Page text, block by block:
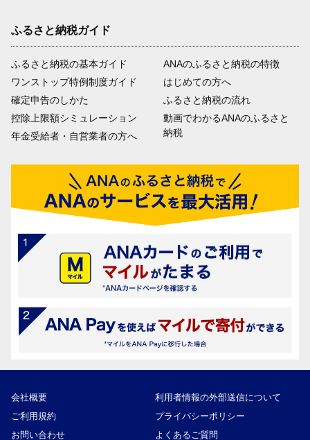
ふるさと納税ガイド
ふるさと納税の基本ガイド
ワンストップ特例制度ガイド
確定申告のしかた
控除上限額シミュレーション
年金受給者・自営業者の方へ
ANAのふるさと納税の特徴
はじめての方へ
ふるさと納税の流れ
動画でわかるANAのふるさと
納税
会社概要
利用者情報の外部送信について
ご利用規約
プライバシーポリシー
お問い合わせ
よくあるご質問